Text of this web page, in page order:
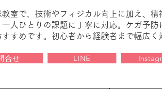
室で、技術やフィジカル向上に加え、精
人ひとりの課題に丁寧に対応。ケガ予防
すめです。初心者から経験者まで幅広く
合せ LINE